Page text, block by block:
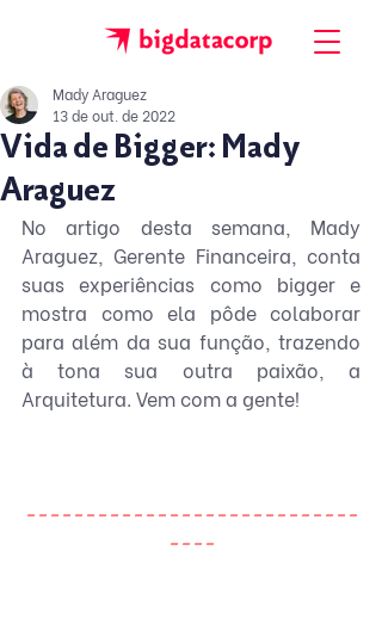
Vida de Bigger: Mady
Araguez
Mady Araguez
13 de out. de 2022
No artigo desta semana, Mady
Araguez, Gerente Financeira, conta
suas experiências como bigger e
mostra como ela pôde colaborar
para além da sua função, trazendo
à tona sua outra paixão, a
Arquitetura. Vem com a gente!
----------------------------
----